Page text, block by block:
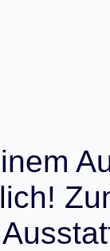
inem A
lich! Zu
Ausstat